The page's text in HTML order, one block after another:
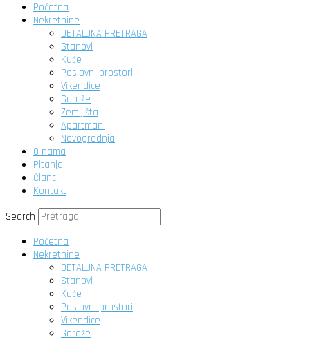
Početna
Nekretnine
DETALJNA PRETRAGA
Stanovi
Kuće
Poslovni prostori
Vikendice
Garaže
Zemljišta
Apartmani
Novogradnja
O nama
Pitanja
Članci
Kontakt
Search
Početna
Nekretnine
DETALJNA PRETRAGA
Stanovi
Kuće
Poslovni prostori
Vikendice
Garaže